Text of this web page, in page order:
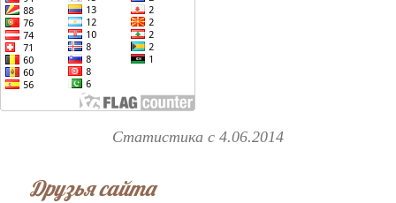
Статистика с 4.06.2014
Друзья сайта